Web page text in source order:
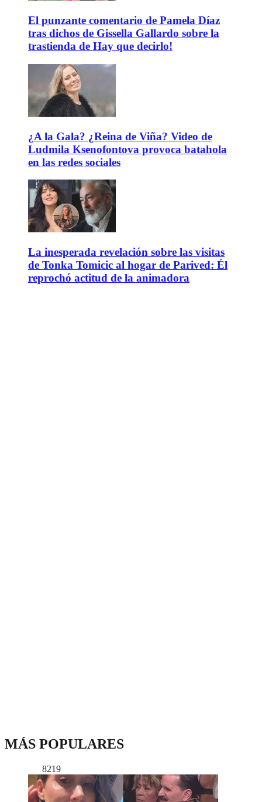
El punzante comentario de Pamela Díaz
tras dichos de Gissella Gallardo sobre la
trastienda de Hay que decirlo!
¿A la Gala? ¿Reina de Viña? Video de
Ludmila Ksenofontova provoca batahola
en las redes sociales
La inesperada revelación sobre las visitas
de Tonka Tomicic al hogar de Parived: Él
reprochó actitud de la animadora
MÁS POPULARES
8219